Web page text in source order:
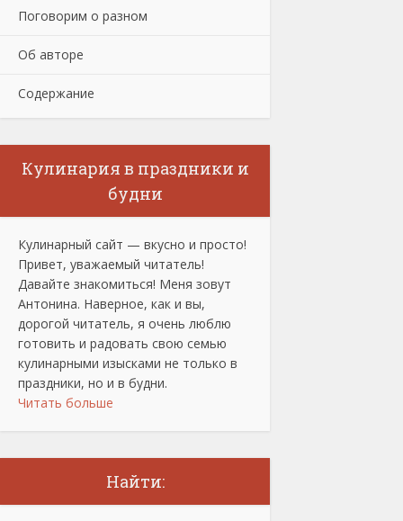
Поговорим о разном
Об авторе
Содержание
Кулинария в праздники и
будни
Кулинарный сайт — вкусно и просто!
Привет, уважаемый читатель!
Давайте знакомиться! Меня зовут
Антонина. Наверное, как и вы,
дорогой читатель, я очень люблю
готовить и радовать свою семью
кулинарными изысками не только в
праздники, но и в будни.
Читать больше
Найти: